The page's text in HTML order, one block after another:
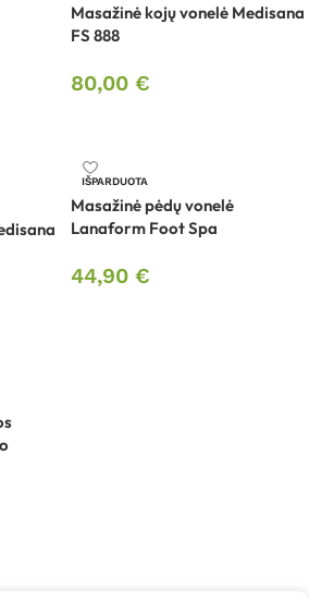
Masažinė kojų vonelė Medisana
FS 888
80,00 €
IŠPARDUOTA
Masažinė pėdų vonelė
Lanaform Foot Spa
44,90 €